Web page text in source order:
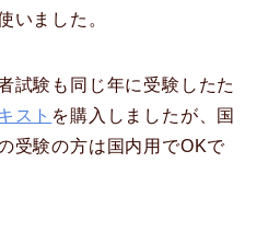
いました。
試験も同じ年に受験したた
スト を購入しましたが、国
受験の方は国内用でOKで